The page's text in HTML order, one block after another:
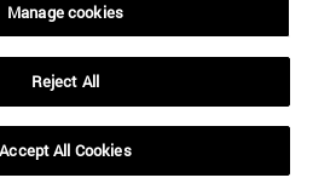
Manage cookies
Reject All
Accept All Cookies